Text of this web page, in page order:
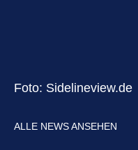
Foto: Sidelineview.de
ALLE NEWS ANSEHEN